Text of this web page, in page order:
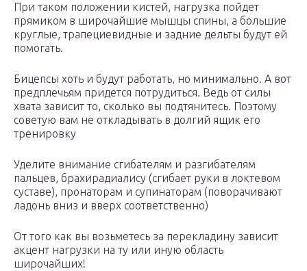
При таком положении кистей, нагрузка пойдет
прямиком в широчайшие мышцы спины, а большие
круглые, трапециевидные и задние дельты будут ей
помогать.
Бицепсы хоть и будут работать, но минимально. А вот
предплечьям придется потрудиться. Ведь от силы
хвата зависит то, сколько вы подтянитесь. Поэтому
советую вам не откладывать в долгий ящик его
тренировку
Уделите внимание сгибателям и разгибателям
пальцев, брахирадиалису (сгибает руки в локтевом
суставе), пронаторам и супинаторам (поворачивают
ладонь вниз и вверх соответственно)
От того как вы возьметесь за перекладину зависит
акцент нагрузки на ту или иную область
широчайших!